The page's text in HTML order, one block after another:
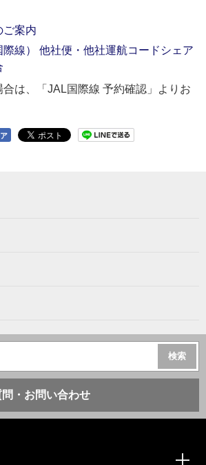
ご案内
線） 他社便・他社運航コードシェア
は、「JAL国際線 予約確認」よりお
・お問い合わせ